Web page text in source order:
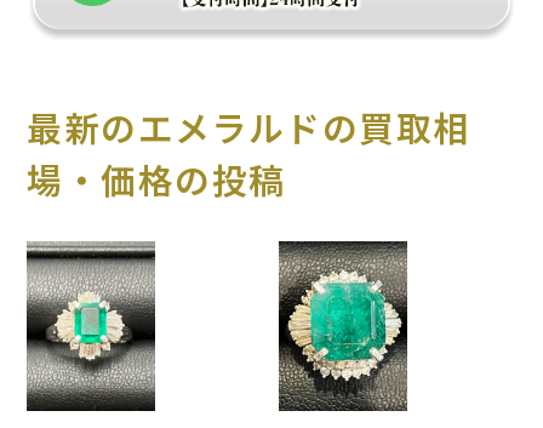
最新のエメラルドの買取相
場・価格の投稿